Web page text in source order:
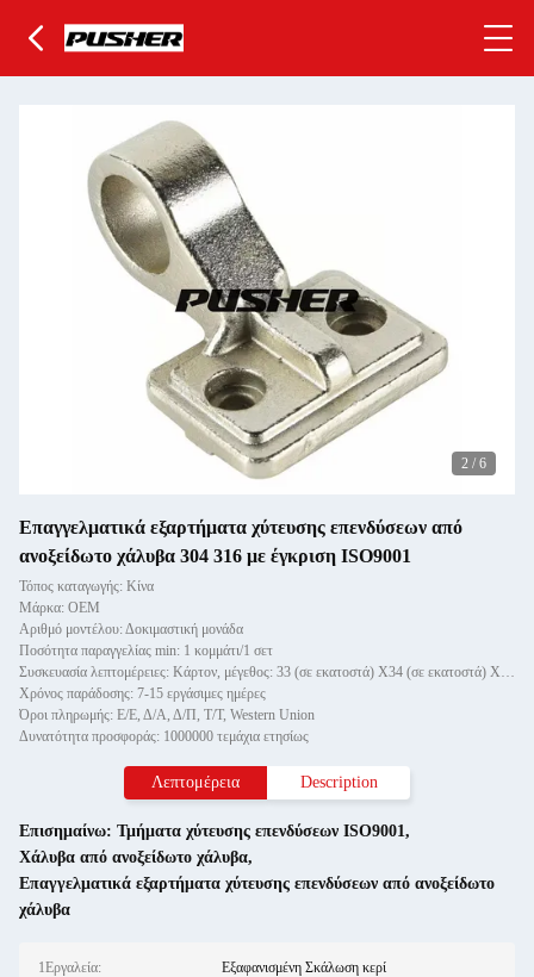
2 / 6
Επαγγελματικά εξαρτήματα χύτευσης επενδύσεων από
ανοξείδωτο χάλυβα 304 316 με έγκριση ISO9001
Τόπος καταγωγής: Κίνα
Μάρκα: OEM
Αριθμό μοντέλου: Δοκιμαστική μονάδα
Ποσότητα παραγγελίας min: 1 κομμάτι/1 σετ
Συσκευασία λεπτομέρειες: Κάρτον, μέγεθος: 33 (σε εκατοστά) X34 (σε εκατοστά) X35 (σε εκατοστά)
Χρόνος παράδοσης: 7-15 εργάσιμες ημέρες
Όροι πληρωμής: Ε/Ε, Δ/Α, Δ/Π, Τ/Τ, Western Union
Δυνατότητα προσφοράς: 1000000 τεμάχια ετησίως
Λεπτομέρεια Description
Επισημαίνω: Τμήματα χύτευσης επενδύσεων ISO9001,
Χάλυβα από ανοξείδωτο χάλυβα,
Επαγγελματικά εξαρτήματα χύτευσης επενδύσεων από ανοξείδωτο
χάλυβα
1Εργαλεία: Εξαφανισμένη Σκάλωση κερί